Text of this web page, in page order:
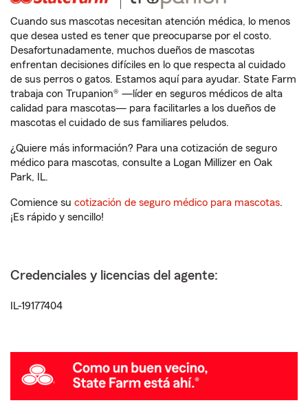
Cuando sus mascotas necesitan atención médica, lo menos
que desea usted es tener que preocuparse por el costo.
Desafortunadamente, muchos dueños de mascotas
enfrentan decisiones difíciles en lo que respecta al cuidado
de sus perros o gatos. Estamos aquí para ayudar. State Farm
trabaja con Trupanion® —líder en seguros médicos de alta
calidad para mascotas— para facilitarles a los dueños de
mascotas el cuidado de sus familiares peludos.
¿Quiere más información? Para una cotización de seguro
médico para mascotas, consulte a Logan Millizer en Oak
Park, IL.
Comience su cotización de seguro médico para mascotas.
¡Es rápido y sencillo!
Credenciales y licencias del agente:
IL-19177404